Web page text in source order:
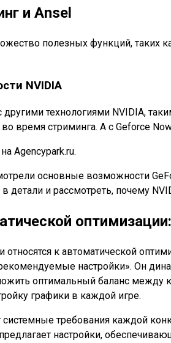
и Ansel
полезных функций,
NVIDIA
технологиями NVIDIA,
время стриминга. А с Geforce
Agencypark.ru.
основные возможности
детали и рассмотреть, почему
к автоматической
настройки». Он
оптимальный баланс между
графики в каждой игре.
требования каждой
настройки,